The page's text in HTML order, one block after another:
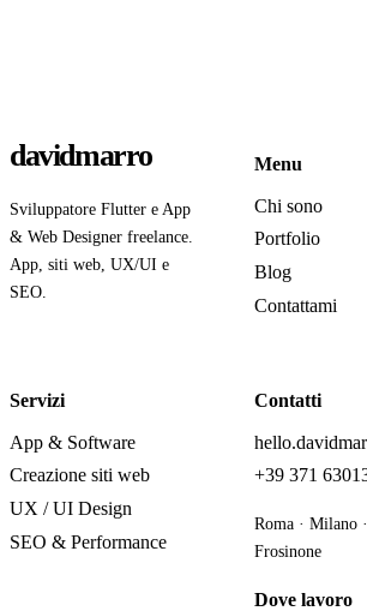
davidmarro
Sviluppatore Flutter e App
& Web Designer freelance.
App, siti web, UX/UI e
SEO.
Menu
Chi sono
Portfolio
Blog
Contattami
Servizi
App & Software
Creazione siti web
UX / UI Design
SEO & Performance
Contatti
+39 371
Roma · Milano
Frosinone
Dove lavoro